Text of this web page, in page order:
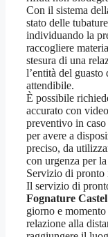
Con il sistema
stato delle
individuando la
raccogliere
stesura di una
l’entità del
attendibile.
È possibile
accurato con
preventivo in
per avere a
preciso, da
con urgenza per
Servizio di pronto
Il servizio di
Fognature
giorno e
relazione alla